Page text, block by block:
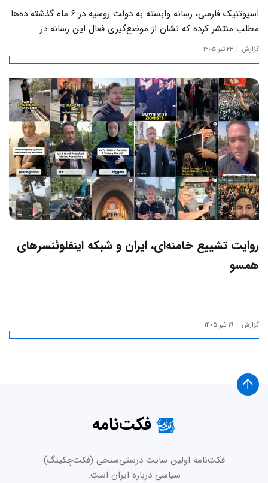
اسپوتنیک فارسی، رسانه وابسته به دولت روسیه در ۶ ماه گذشته ده‌ها
مطلب منتشر کرده که نشان از موضع‌گیری فعال این رسانه‌ در
حساس‌ترین مسائل چالش‌های داخلی ایران دارد.
گزارش ۲۳ تیر ۱۴۰۵
روایت تشییع خامنه‌ای، ایران و شبکه اینفلوئنسرهای
همسو
گزارش ۱۹ تیر ۱۴۰۵
فکت‌نامه
فکت‌نامه اولین سایت درستی‌سنجی (فکت‌چکینگ)
سیاسی درباره ایران است.